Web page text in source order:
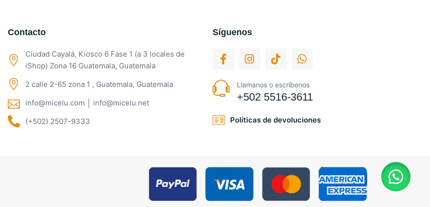
Contacto
Ciudad Cayalá, Kiosco 6 Fase 1 (a 3 locales de
iShop) Zona 16 Guatemala, Guatemala
2 calle 2-65 zona 1 , Guatemala, Guatemala
info@micelu.com │ info@micelu.net
(+502) 2507-9333
Síguenos
Llamanos o escríbenos
+502 5516-3611
Políticas de devoluciones